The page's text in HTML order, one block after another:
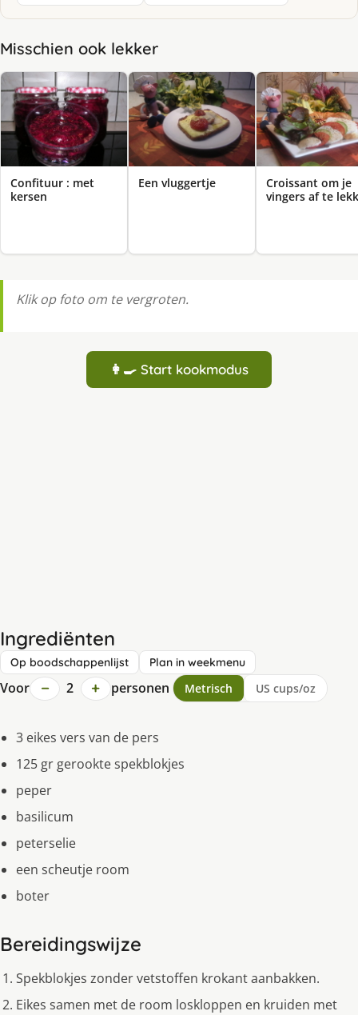
Misschien ook lekker
Confituur : met
kersen
Een vluggertje
Croissant om je
vingers af te
Klik op foto om te vergroten.
👩‍🍳 Start kookmodus
Ingrediënten
Op boodschappenlijst Plan in weekmenu
Voor − 2 + personen Metrisch US cups/oz
3 eikes vers van de pers
125 gr gerookte spekblokjes
peper
basilicum
peterselie
een scheutje room
boter
Bereidingswijze
Spekblokjes zonder vetstoffen krokant aanbakken.
Eikes samen met de room loskloppen en kruiden met